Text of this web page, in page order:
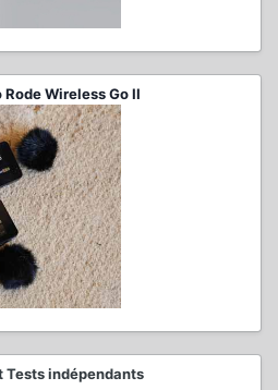
Wireless Go II
Tests indépendants